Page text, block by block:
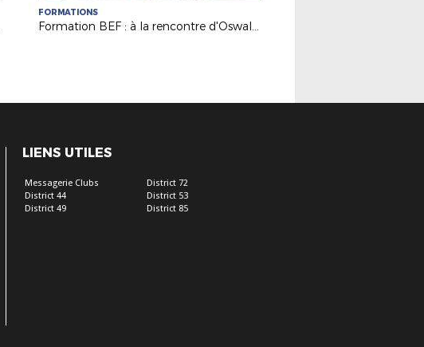
FORMATIONS
Formation BEF : à la rencontre d'Oswaldo Vizcarrondo !
LIENS UTILES
Messagerie Clubs
District 44
District 49
District 72
District 53
District 85